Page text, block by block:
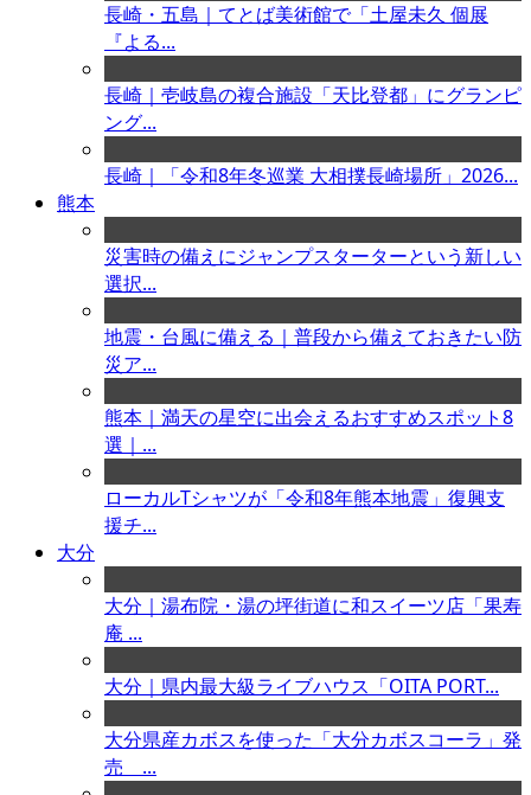
長崎・五島｜てとば美術館で「土屋未久 個展
『よる...
長崎｜壱岐島の複合施設「天比登都」にグランピ
ング...
長崎｜「令和8年冬巡業 大相撲長崎場所」2026...
熊本
災害時の備えにジャンプスターターという新しい
選択...
地震・台風に備える｜普段から備えておきたい防
災ア...
熊本｜満天の星空に出会えるおすすめスポット8
選｜...
ローカルTシャツが「令和8年熊本地震」復興支
援チ...
大分
大分｜湯布院・湯の坪街道に和スイーツ店「果寿
庵 ...
大分｜県内最大級ライブハウス「OITA PORT...
大分県産カボスを使った「大分カボスコーラ」発
売 ...